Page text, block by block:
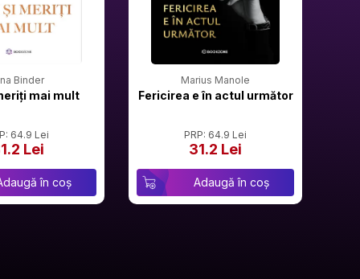
Binder
mai mult
64.9 Lei
Lei
în coș
Marius Manole
Fericirea e în actul următor
PRP: 64.9 Lei
31.2 Lei
Adaugă în coș